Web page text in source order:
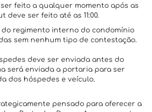
feito a qualquer momento após as
deve ser feito até as 11:00.
do regimento interno do condomínio
sem nenhum tipo de contestação.
deve ser enviada antes do
será enviada a portaria para ser
dos hóspedes e veículo.
pensado para oferecer a